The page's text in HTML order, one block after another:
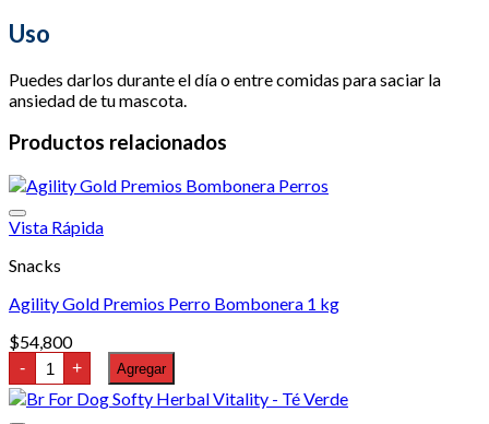
Uso
Puedes darlos durante el día o entre comidas para saciar la
ansiedad de tu mascota.
Productos relacionados
Vista Rápida
Snacks
Agility Gold Premios Perro Bombonera 1 kg
$54,800
- Agility
Gold
Premios
Perro
+ Agregar